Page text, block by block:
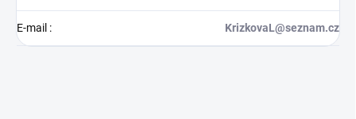
E-mail : KrizkovaL@seznam.cz